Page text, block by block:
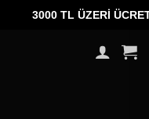
3000 TL ÜZERİ